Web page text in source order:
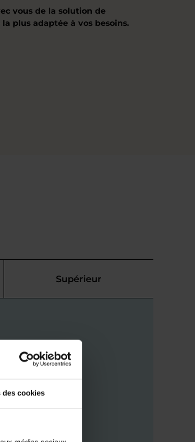
cookies
vous de la solution de
la plus adaptée à vos besoins.
Supérieur